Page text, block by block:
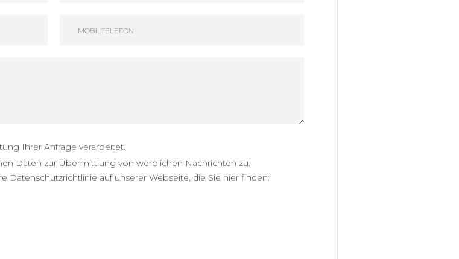
Ihrer Anfrage verarbeitet.
Daten zur Übermittlung von werblichen Nachrichten zu.
Datenschutzrichtlinie auf unserer Webseite, die Sie hier finden: